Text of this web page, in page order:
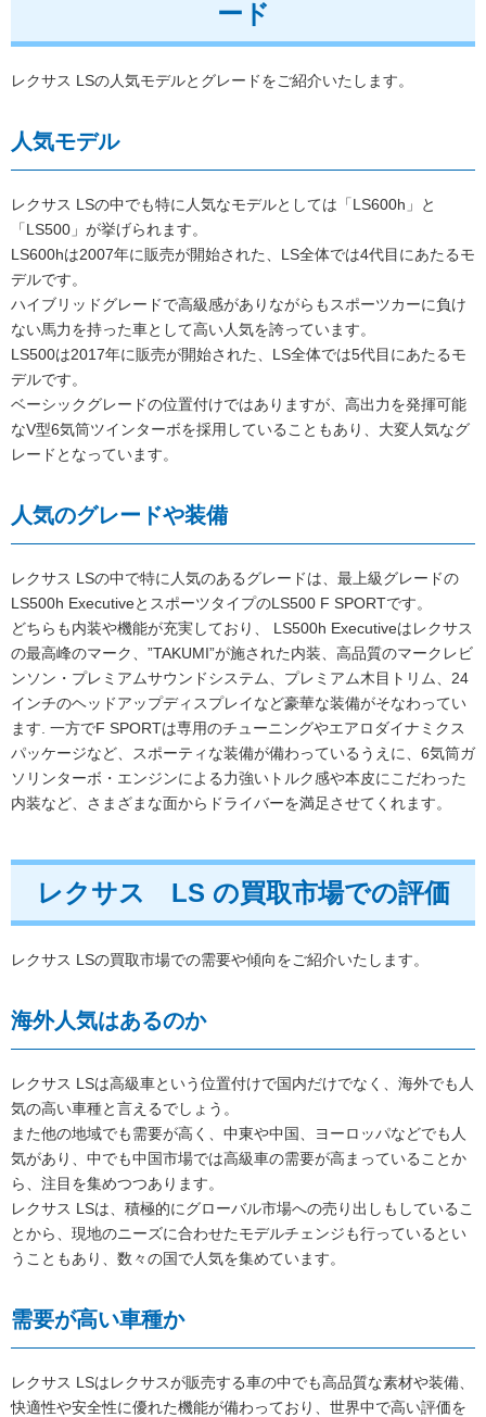
ード
レクサス LSの人気モデルとグレードをご紹介いたします。
人気モデル
レクサス LSの中でも特に人気なモデルとしては「LS600h」と
「LS500」が挙げられます。
LS600hは2007年に販売が開始された、LS全体では4代目にあたるモ
デルです。
ハイブリッドグレードで高級感がありながらもスポーツカーに負け
ない馬力を持った車として高い人気を誇っています。
LS500は2017年に販売が開始された、LS全体では5代目にあたるモ
デルです。
ベーシックグレードの位置付けではありますが、高出力を発揮可能
なV型6気筒ツインターボを採用していることもあり、大変人気なグ
レードとなっています。
人気のグレードや装備
レクサス LSの中で特に人気のあるグレードは、最上級グレードの
LS500h ExecutiveとスポーツタイプのLS500 F SPORTです。
どちらも内装や機能が充実しており、 LS500h Executiveはレクサス
の最高峰のマーク、”TAKUMI”が施された内装、高品質のマークレビ
ンソン・プレミアムサウンドシステム、プレミアム木目トリム、24
インチのヘッドアップディスプレイなど豪華な装備がそなわってい
ます. 一方でF SPORTは専用のチューニングやエアロダイナミクス
パッケージなど、スポーティな装備が備わっているうえに、6気筒ガ
ソリンターボ・エンジンによる力強いトルク感や本皮にこだわった
内装など、さまざまな面からドライバーを満足させてくれます。
レクサス LS の買取市場での評価
レクサス LSの買取市場での需要や傾向をご紹介いたします。
海外人気はあるのか
レクサス LSは高級車という位置付けで国内だけでなく、海外でも人
気の高い車種と言えるでしょう。
また他の地域でも需要が高く、中東や中国、ヨーロッパなどでも人
気があり、中でも中国市場では高級車の需要が高まっていることか
ら、注目を集めつつあります。
レクサス LSは、積極的にグローバル市場への売り出しもしているこ
とから、現地のニーズに合わせたモデルチェンジも行っているとい
うこともあり、数々の国で人気を集めています。
需要が高い車種か
レクサス LSはレクサスが販売する車の中でも高品質な素材や装備、
快適性や安全性に優れた機能が備わっており、世界中で高い評価を